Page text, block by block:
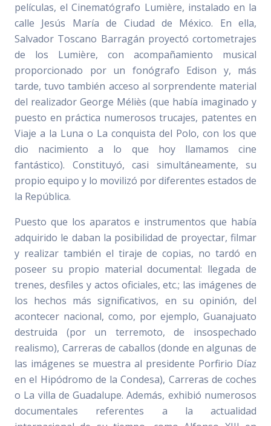
películas, el Cinematógrafo Lumière, instalado en la
calle Jesús María de Ciudad de México. En ella,
Salvador Toscano Barragán proyectó cortometrajes
de los Lumière, con acompañamiento musical
proporcionado por un fonógrafo Edison y, más
tarde, tuvo también acceso al sorprendente material
del realizador George Méliès (que había imaginado y
puesto en práctica numerosos trucajes, patentes en
Viaje a la Luna o La conquista del Polo, con los que
dio nacimiento a lo que hoy llamamos cine
fantástico). Constituyó, casi simultáneamente, su
propio equipo y lo movilizó por diferentes estados de
la República.
Puesto que los aparatos e instrumentos que había
adquirido le daban la posibilidad de proyectar, filmar
y realizar también el tiraje de copias, no tardó en
poseer su propio material documental: llegada de
trenes, desfiles y actos oficiales, etc.; las imágenes de
los hechos más significativos, en su opinión, del
acontecer nacional, como, por ejemplo, Guanajuato
destruida (por un terremoto, de insospechado
realismo), Carreras de caballos (donde en algunas de
las imágenes se muestra al presidente Porfirio Díaz
en el Hipódromo de la Condesa), Carreras de coches
o La villa de Guadalupe. Además, exhibió numerosos
documentales referentes a la actualidad